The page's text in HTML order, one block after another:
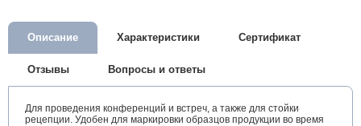
Описание Характеристики Сертификат
Отзывы Вопросы и ответы
Для проведения конференций и встреч, а также для стойки
рецепции. Удобен для маркировки образцов продукции во время